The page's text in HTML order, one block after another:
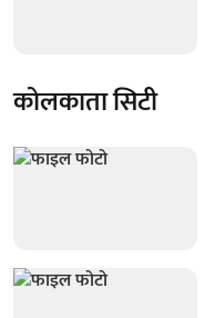
कोलकाता सिटी